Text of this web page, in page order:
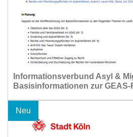
Informationsverbund Asyl &
Basisinformationen zur GEAS-
Neu